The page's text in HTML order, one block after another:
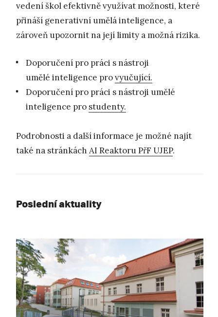
vedení škol efektivně využívat možnosti, které
přináší generativní umělá inteligence, a
zároveň upozornit na její limity a možná rizika.
Doporučení pro práci s nástroji
umělé inteligence provyučující.
Doporučení pro práci s nástroji umělé
inteligence pro studenty.
Podrobnosti a další informace je možné najít
také na stránkách AI Reaktoru PřF UJEP.
Poslední aktuality